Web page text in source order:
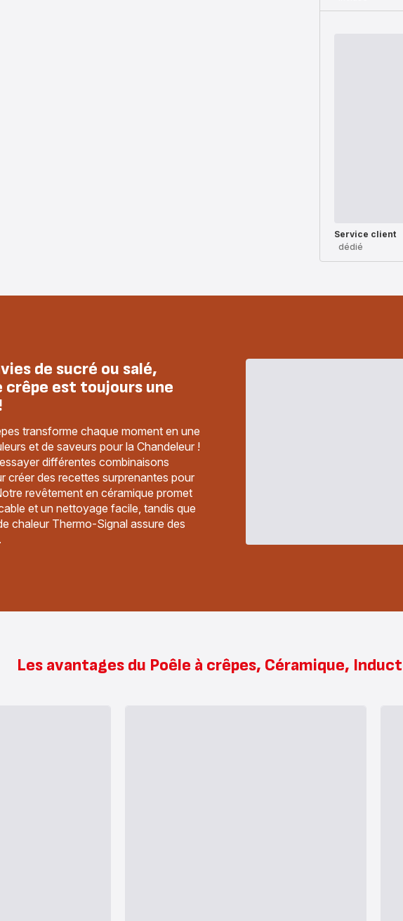
Service client
dédié
de sucré ou salé,
crêpe est toujours une
transforme chaque moment en une
et de saveurs pour la Chandeleur !
différentes combinaisons
créer des recettes surprenantes pour
revêtement en céramique promet
et un nettoyage facile, tandis que
chaleur Thermo-Signal assure des
Les avantages du Poêle à crêpes, Céramique,